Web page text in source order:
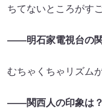
ちてないところがす
――明石家電視台の関
むちゃくちゃリズム
――関西人の印象は？